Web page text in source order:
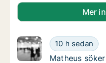
Amanda söker
Mer
Matheus
10 h sedan
Matheus
Matheus